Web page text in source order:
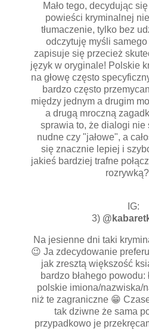
Mało tego, decydując
powieści kryminalnej
tłumaczenie, tylko bez
odczytuję myśli
zapisuje się przecież
język w oryginale! Polskie
na głowę często
bardzo często
między jednym a drugim
a drugą mroczną
sprawia to, że dialogi nie
nudne czy "jałowe", a
się znacznie lepiej i
jakieś bardziej trafne
IG:
3)
Na jesienne dni taki
😉 Ja zdecydowanie
jak zresztą większość
bardzo błahego
polskie imiona/nazwiska/
niż te zagraniczne 😁
tak dziwne że sama
przypadkowo je